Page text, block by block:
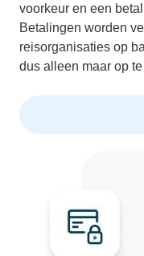
voorkeur en een
Betalingen worden
reisorganisaties op
dus alleen maar op